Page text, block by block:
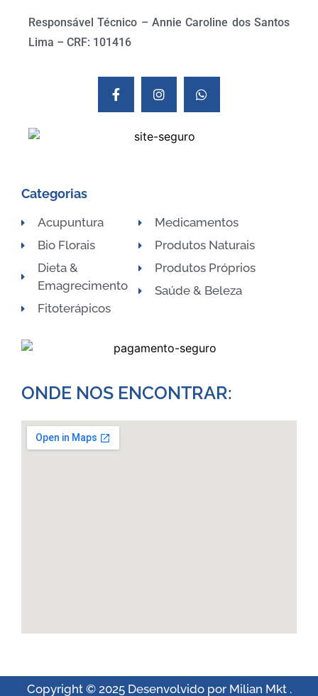
Responsável Técnico – Annie Caroline dos Santos
Lima – CRF: 101416
Categorias
Acupuntura
Bio Florais
Dieta &
Emagrecimento
Fitoterápicos
Medicamentos
Produtos Naturais
Produtos Próprios
Saúde & Beleza
ONDE NOS ENCONTRAR:​
Copyright © 2025 Desenvolvido por Milian Mkt .